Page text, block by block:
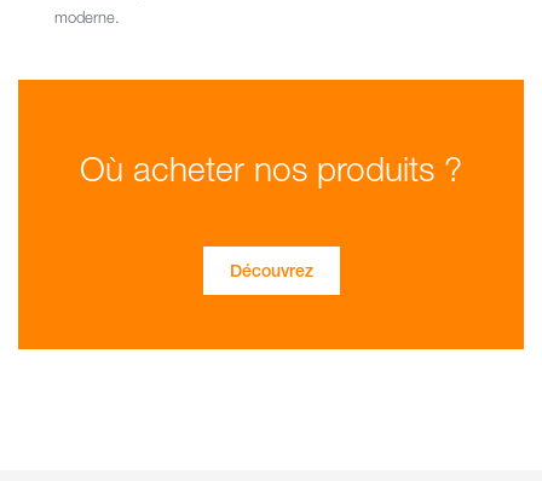
moderne.
Où acheter nos produits ?
Découvrez